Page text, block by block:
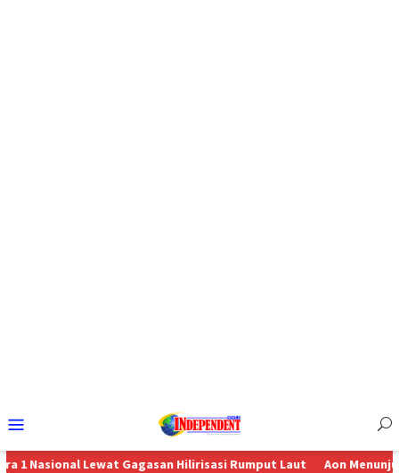
Mobile
Lewat Gagasan Hilirisasi Rumput Laut Aon Menunjuk Stephen